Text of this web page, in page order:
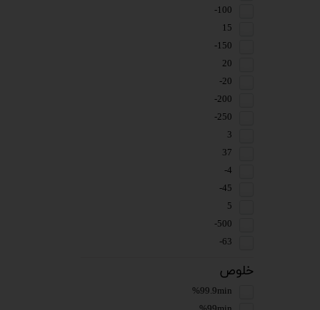
100-
15
150-
20
20-
200-
250-
3
37
4-
45-
5
500-
63-
خلوص
%99.9min